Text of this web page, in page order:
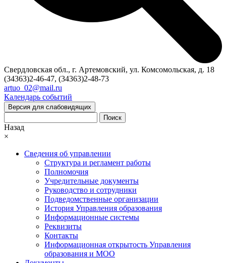
Свердловская обл., г. Артемовский, ул. Комсомольская, д. 18
(34363)2-46-47, (34363)2-48-73
artuo_02@mail.ru
Календарь событий
Версия для слабовидящих
Поиск
Назад
×
Сведения об управлении
Структура и регламент работы
Полномочия
Учредительные документы
Руководство и сотрудники
Подведомственные организации
История Управления образования
Информационные системы
Реквизиты
Контакты
Информационная открытость Управления
образования и МОО